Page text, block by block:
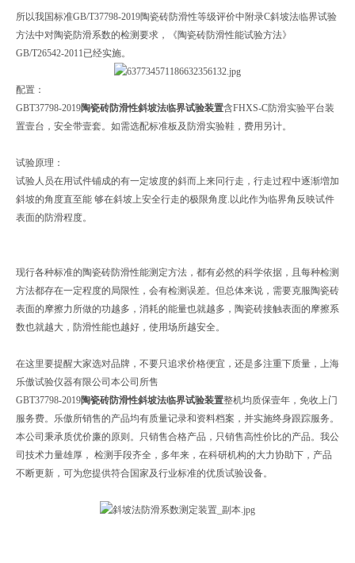
所以我国标准GB/T37798-2019陶瓷砖防滑性等级评价中附录C斜坡法临界试验
方法中对陶瓷防滑系数的检测要求，《陶瓷砖防滑性能试验方法》
GB/T26542-2011已经实施。
配置：
GBT37798-2019陶瓷砖防滑性斜坡法临界试验装置含FHXS-C防滑实验平台装
置壹台，安全带壹套。如需选配标准板及防滑实验鞋，费用另计。
试验原理：
试验人员在用试件铺成的有一定坡度的斜而上来冋行走，行走过程中逐渐増加
斜坡的角度直至能 够在斜坡上安全行走的极限角度.以此作为临界角反映试件
表面的防滑程度。
现行各种标准的陶瓷砖防滑性能测定方法，都有必然的科学依据，且每种检测
方法都存在一定程度的局限性，会有检测误差。但总体来说，需要克服陶瓷砖
表面的摩擦力所做的功越多，消耗的能量也就越多，陶瓷砖接触表面的摩擦系
数也就越大，防滑性能也越好，使用场所越安全。
在这里要提醒大家选对品牌，不要只追求价格便宜，还是多注重下质量，上海
乐傲试验仪器有限公司本公司所售
GBT37798-2019陶瓷砖防滑性斜坡法临界试验装置整机均质保壹年，免收上门
服务费。乐傲所销售的产品均有质量记录和资料档案，并实施终身跟踪服务。
本公司秉承质优价廉的原则。只销售合格产品，只销售高性价比的产品。我公
司技术力量雄厚， 检测手段齐全，多年来，在科研机构的大力协助下，产品
不断更新，可为您提供符合国家及行业标准的优质试验设备。